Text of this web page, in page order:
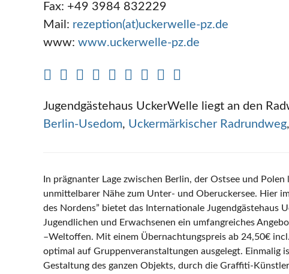
Fax: +49 3984 832229
Mail: rezeption(at)uckerwelle-pz.de
www: www.uckerwelle-pz.de
Jugendgästehaus UckerWelle liegt an den
Berlin-Usedom, Uckermärkischer Radrundweg,
In prägnanter Lage zwischen Berlin, der Ostsee und Polen
unmittelbarer Nähe zum Unter- und Oberuckersee. Hier
des Nordens” bietet das Internationale Jugendgästehaus
Jugendlichen und Erwachsenen ein umfangreiches
–Weltoffen. Mit einem Übernachtungspreis ab 24,50€
optimal auf Gruppenveranstaltungen ausgelegt. Einmalig
Gestaltung des ganzen Objekts, durch die Graffiti-